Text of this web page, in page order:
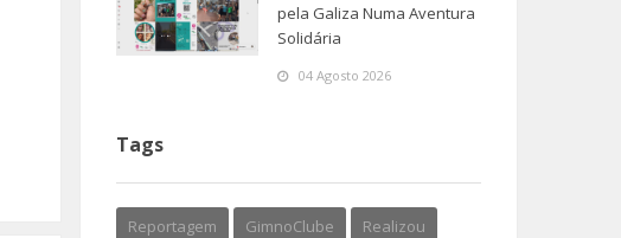
pela Galiza Numa Aventura
Solidária
04 Agosto 2026
Tags
Reportagem GimnoClube Realizou